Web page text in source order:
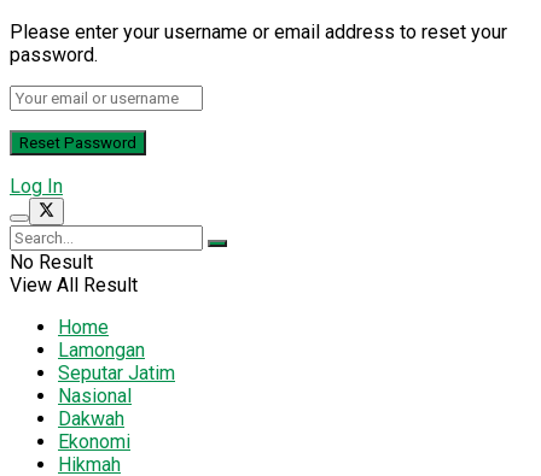
Please enter your username or email address to reset your
password.
Log In
No Result
View All Result
Home
Lamongan
Seputar Jatim
Nasional
Dakwah
Ekonomi
Hikmah